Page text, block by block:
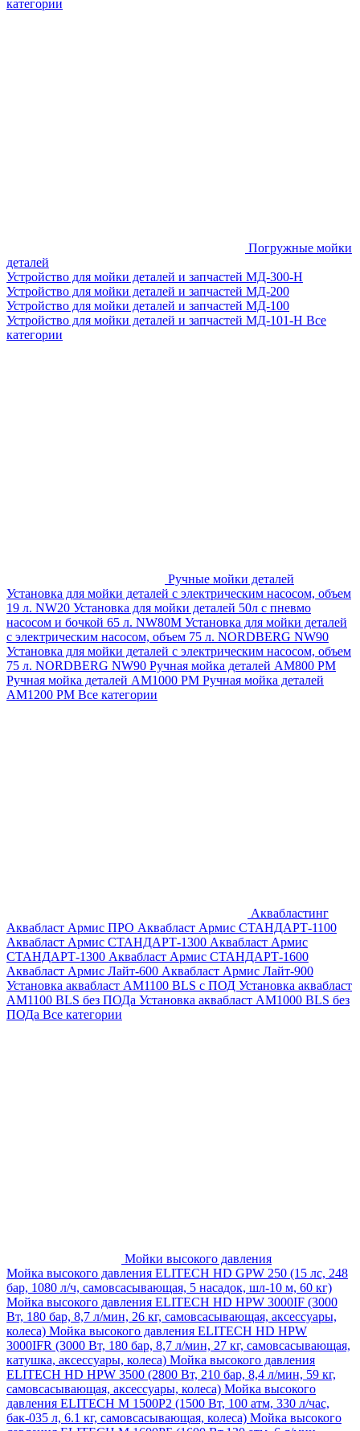
категории
Погружные мойки
деталей
Устройство для мойки деталей и запчастей МД-300-H
Устройство для мойки деталей и запчастей МД-200
Устройство для мойки деталей и запчастей МД-100
Устройство для мойки деталей и запчастей МД-101-Н Все
категории
Ручные мойки деталей
Установка для мойки деталей с электрическим насосом, объем
19 л. NW20 Установка для мойки деталей 50л с пневмо
насосом и бочкой 65 л. NW80M Установка для мойки деталей
с электрическим насосом, объем 75 л. NORDBERG NW90
Установка для мойки деталей с электрическим насосом, объем
75 л. NORDBERG NW90 Ручная мойка деталей АМ800 РМ
Ручная мойка деталей АМ1000 РМ Ручная мойка деталей
АМ1200 РМ Все категории
Аквабластинг
Аквабласт Армис ПРО Аквабласт Армис СТАНДАРТ-1100
Аквабласт Армис СТАНДАРТ-1300 Аквабласт Армис
СТАНДАРТ-1300 Аквабласт Армис СТАНДАРТ-1600
Аквабласт Армис Лайт-600 Аквабласт Армис Лайт-900
Установка аквабласт AM1100 BLS с ПОД Установка аквабласт
AM1100 BLS без ПОДа Установка аквабласт AM1000 BLS без
ПОДа Все категории
Мойки высокого давления
Мойка высокого давления ELITECH HD GPW 250 (15 лс, 248
бар, 1080 л/ч, самовсасывающая, 5 насадок, шл-10 м, 60 кг)
Мойка высокого давления ELITECH HD HPW 3000IF (3000
Вт, 180 бар, 8,7 л/мин, 26 кг, самовсасывающая, аксессуары,
колеса) Мойка высокого давления ELITECH HD HPW
3000IFR (3000 Вт, 180 бар, 8,7 л/мин, 27 кг, самовсасывающая,
катушка, аксессуары, колеса) Мойка высокого давления
ELITECH HD HPW 3500 (2800 Вт, 210 бар, 8,4 л/мин, 59 кг,
самовсасывающая, аксессуары, колеса) Мойка высокого
давления ELITECH M 1500P2 (1500 Вт, 100 атм, 330 л/час,
бак-035 л, 6.1 кг, самовсасывающая, колеса) Мойка высокого